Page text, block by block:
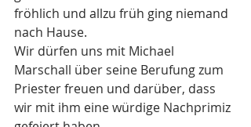
fröhlich und allzu früh ging niemand
nach Hause.
Wir dürfen uns mit Michael
Marschall über seine Berufung zum
Priester freuen und darüber, dass
wir mit ihm eine würdige Nachprimiz